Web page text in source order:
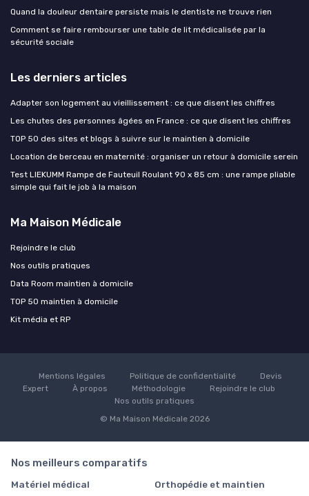
Quand la douleur dentaire persiste mais le dentiste ne trouve rien
Comment se faire rembourser une table de lit médicalisée par la
sécurité sociale
Les derniers articles
Adapter son logement au vieillissement : ce que disent les chiffres
Les chutes des personnes âgées en France : ce que disent les chiffres
TOP 50 des sites et blogs à suivre sur le maintien à domicile
Location de berceau en maternité : organiser un retour à domicile serein
Test LIEKUMM Rampe de Fauteuil Roulant 90 x 85 cm : une rampe pliable
simple qui fait le job à la maison
Ma Maison Médicale
Rejoindre le club
Nos outils pratiques
Data Room maintien à domicile
TOP 50 maintien à domicile
Kit média et RP
Mentions légales Politique de confidentialité
Devis
Expert
À propos Méthodologie
Rejoindre le club
Nos outils pratiques
© Ma Maison Médicale 2026
Nos meilleurs comparatifs
Matériel médical Orthopédie et maintien